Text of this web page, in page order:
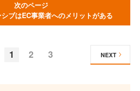
次のページ
ブはEC事業者へのメリットがある
1 2 3 NEXT